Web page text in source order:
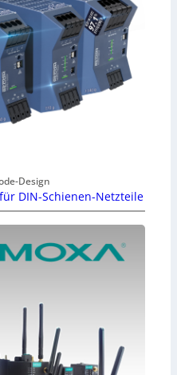
Design
DIN-Schienen-Netzteile